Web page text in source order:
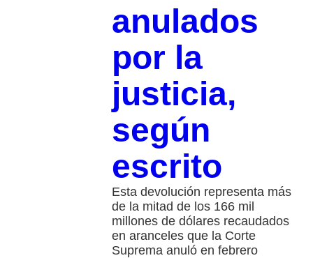
anulados
por la
justicia,
según
escrito
Esta devolución representa más
de la mitad de los 166 mil
millones de dólares recaudados
en aranceles que la Corte
Suprema anuló en febrero